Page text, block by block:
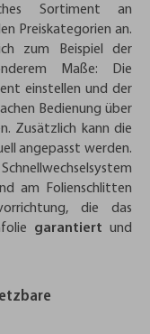
Sortiment an
Preiskategorien an.
zum Beispiel der
Maße: Die
einstellen und der
Bedienung über
Zusätzlich kann die
angepasst werden.
am Folienschlitten
die das
garantiert und